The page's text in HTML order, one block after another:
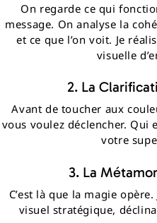
On regarde ce qui
message. On analyse la
et ce que l’on voit. Je
visuelle
2. La
Avant de toucher aux
vous voulez déclencher. Qui
votre
3. La
C’est là que la magie
visuel stratégique,